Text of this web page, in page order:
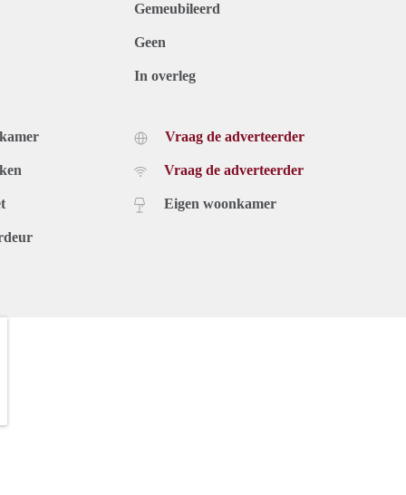
Gemeubileerd
Geen
In overleg
Vraag de adverteerder
Vraag de adverteerder
Eigen woonkamer